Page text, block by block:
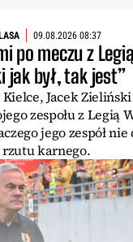
09.08.2026 08:37
po meczu z
jak był, tak jest”
Jacek Zieliński
zespołu z Legią
jego zespół
karnego.